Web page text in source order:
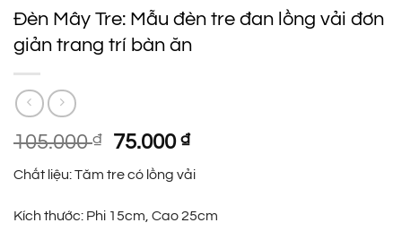
Đèn Mây Tre: Mẫu đèn tre đan lồng vải đơn
giản trang trí bàn ăn
105.000₫
Giá
là:
105.000 ₫.
75.000₫Giá
tại
là:
75.000 ₫.
Chất liệu: Tăm tre có lồng vải
Kích thước: Phi 15cm, Cao 25cm